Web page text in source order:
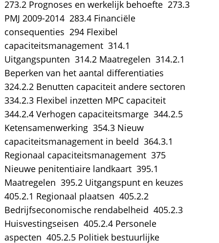
273.2 Prognoses en werkelijk behoefte  273.3
PMJ 2009-2014  283.4 Financiële
consequenties  294 Flexibel
capaciteitsmanagement  314.1
Uitgangspunten  314.2 Maatregelen  314.2.1
Beperken van het aantal differentiaties 
324.2.2 Benutten capaciteit andere sectoren 
334.2.3 Flexibel inzetten MPC capaciteit 
344.2.4 Verhogen capaciteitsmarge  344.2.5
Ketensamenwerking  354.3 Nieuw
capaciteitsmanagement in beeld  364.3.1
Regionaal capaciteitsmanagement  375
Nieuwe penitentiaire landkaart  395.1
Maatregelen  395.2 Uitgangspunt en keuzes 
405.2.1 Regionaal plaatsen  405.2.2
Bedrijfseconomische rendabelheid  405.2.3
Huisvestingseisen  405.2.4 Personele
aspecten  405.2.5 Politiek bestuurlijke